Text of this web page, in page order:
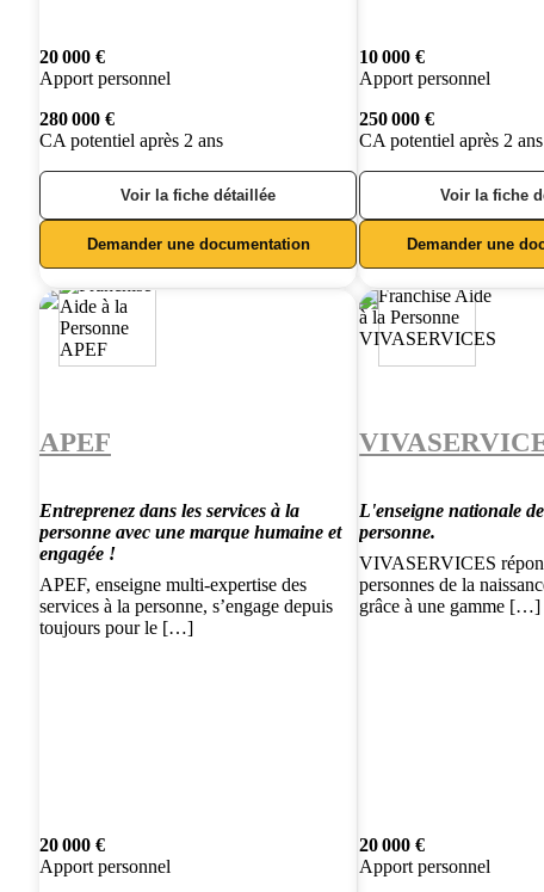
20 000 €
Apport personnel
280 000 €
CA potentiel après 2 ans
Voir la fiche détaillée
Demander une documentation
10 000 €
Apport personnel
250 000 €
CA potentiel après 2 ans
Voir la fiche
Demander une
APEF
Entreprenez dans les services à la
personne avec une marque humaine et
engagée !
APEF, enseigne multi-expertise des
services à la personne, s’engage depuis
toujours pour le […]
20 000 €
Apport personnel
L'enseigne nationale
personne.
VIVASERVICES
personnes de la
grâce à une gamme […]
20 000 €
Apport personnel